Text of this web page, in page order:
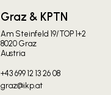
Graz & KPTN
Am Steinfeld 19/TOP 1+2
8020 Graz
Austria
+43 699 12 13 26 08
graz@ikp.at